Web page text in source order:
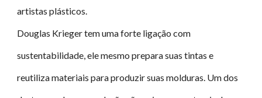
artistas plásticos.
Douglas Krieger tem uma forte ligação com
sustentabilidade, ele mesmo prepara suas tintas e
reutiliza materiais para produzir suas molduras. Um dos